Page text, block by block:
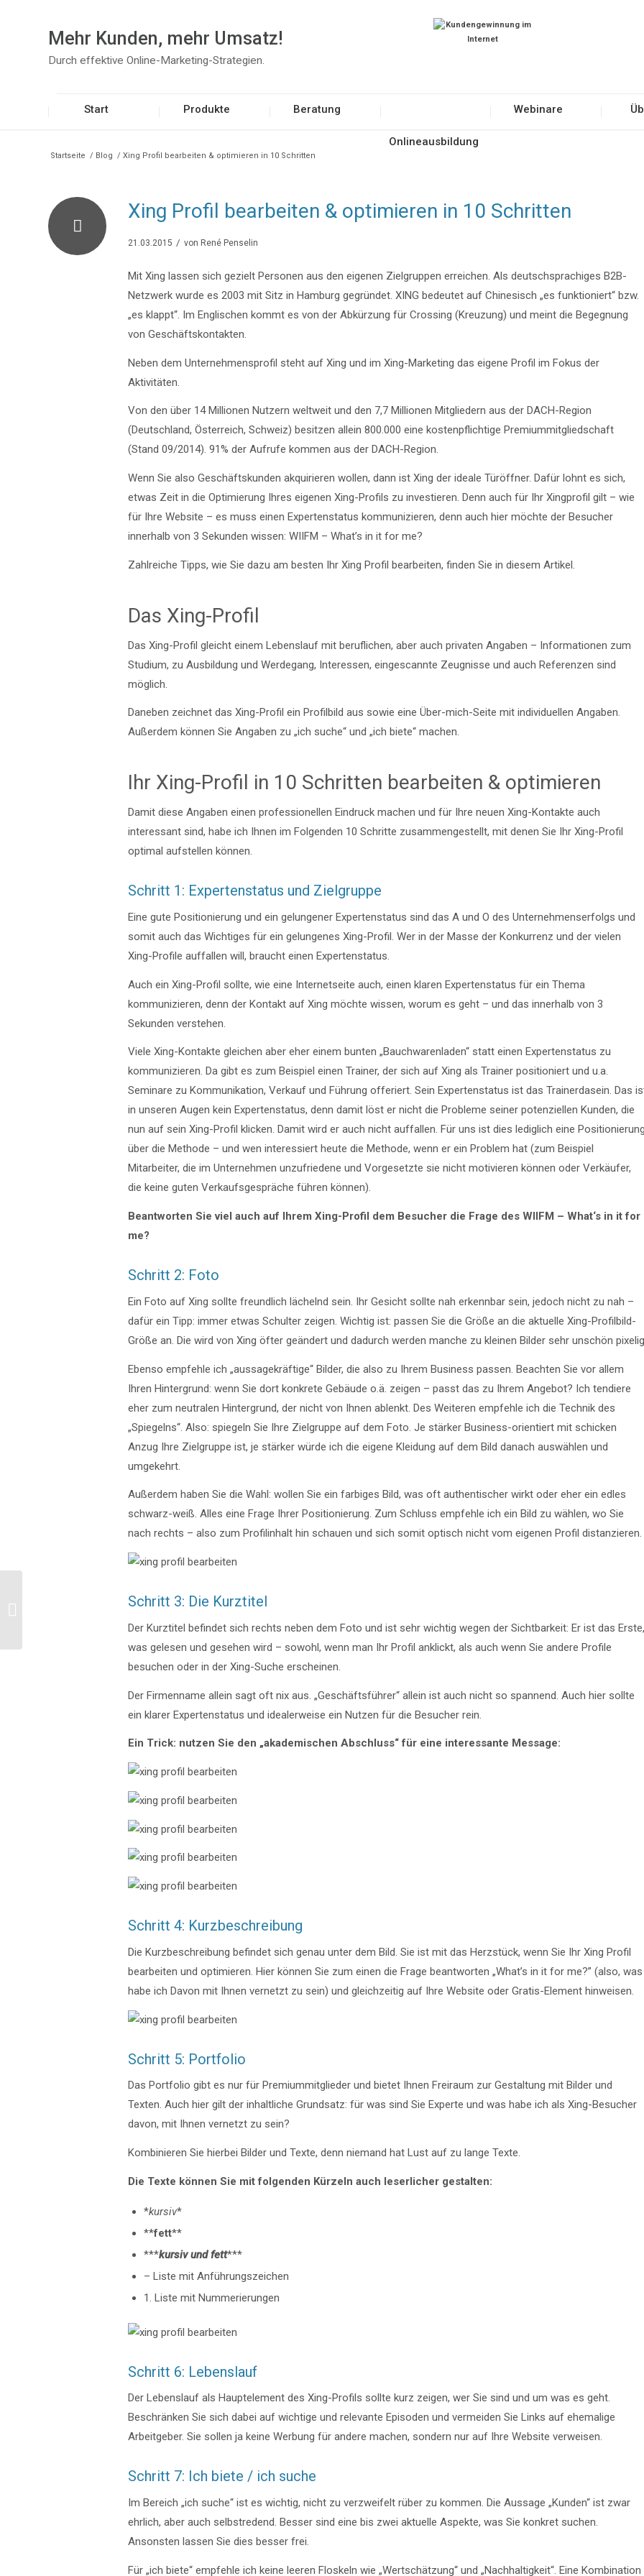
Mehr Kunden, mehr Umsatz!
Durch effektive Online-Marketing-Strategien.
Start Produkte Beratung
Onlineausbildung
Webinare
Startseite / Blog / Xing Profil bearbeiten & optimieren in 10 Schritten
Xing Profil bearbeiten & optimieren in 10 Schritten
21.03.2015 / von René Penselin
Mit Xing lassen sich gezielt Personen aus den eigenen Zielgruppen erreichen. Als deutschsprachiges B2B-
Netzwerk wurde es 2003 mit Sitz in Hamburg gegründet. XING bedeutet auf Chinesisch „es funktioniert“ bzw.
„es klappt“. Im Englischen kommt es von der Abkürzung für Crossing (Kreuzung) und meint die Begegnung
von Geschäftskontakten.
Neben dem Unternehmensprofil steht auf Xing und im Xing-Marketing das eigene Profil im Fokus der
Aktivitäten.
Von den über 14 Millionen Nutzern weltweit und den 7,7 Millionen Mitgliedern aus der DACH-Region
(Deutschland, Österreich, Schweiz) besitzen allein 800.000 eine kostenpflichtige Premiummitgliedschaft
(Stand 09/2014). 91% der Aufrufe kommen aus der DACH-Region.
Wenn Sie also Geschäftskunden akquirieren wollen, dann ist Xing der ideale Türöffner. Dafür lohnt es sich,
etwas Zeit in die Optimierung Ihres eigenen Xing-Profils zu investieren. Denn auch für Ihr Xingprofil gilt – wie
für Ihre Website – es muss einen Expertenstatus kommunizieren, denn auch hier möchte der Besucher
innerhalb von 3 Sekunden wissen: WIIFM – What’s in it for me?
Zahlreiche Tipps, wie Sie dazu am besten Ihr Xing Profil bearbeiten, finden Sie in diesem Artikel.
Das Xing-Profil
Das Xing-Profil gleicht einem Lebenslauf mit beruflichen, aber auch privaten Angaben – Informationen zum
Studium, zu Ausbildung und Werdegang, Interessen, eingescannte Zeugnisse und auch Referenzen sind
möglich.
Daneben zeichnet das Xing-Profil ein Profilbild aus sowie eine Über-mich-Seite mit individuellen Angaben.
Außerdem können Sie Angaben zu „ich suche“ und „ich biete“ machen.
Ihr Xing-Profil in 10 Schritten bearbeiten & optimieren
Damit diese Angaben einen professionellen Eindruck machen und für Ihre neuen Xing-Kontakte auch
interessant sind, habe ich Ihnen im Folgenden 10 Schritte zusammengestellt, mit denen Sie Ihr Xing-Profil
optimal aufstellen können.
Schritt 1: Expertenstatus und Zielgruppe
Eine gute Positionierung und ein gelungener Expertenstatus sind das A und O des Unternehmenserfolgs und
somit auch das Wichtiges für ein gelungenes Xing-Profil. Wer in der Masse der Konkurrenz und der vielen
Xing-Profile auffallen will, braucht einen Expertenstatus.
Auch ein Xing-Profil sollte, wie eine Internetseite auch, einen klaren Expertenstatus für ein Thema
kommunizieren, denn der Kontakt auf Xing möchte wissen, worum es geht – und das innerhalb von 3
Sekunden verstehen.
Viele Xing-Kontakte gleichen aber eher einem bunten „Bauchwarenladen“ statt einen Expertenstatus zu
kommunizieren. Da gibt es zum Beispiel einen Trainer, der sich auf Xing als Trainer positioniert und u.a.
Seminare zu Kommunikation, Verkauf und Führung offeriert. Sein Expertenstatus ist das Trainerdasein. Das
in unseren Augen kein Expertenstatus, denn damit löst er nicht die Probleme seiner potenziellen Kunden, die
nun auf sein Xing-Profil klicken. Damit wird er auch nicht auffallen. Für uns ist dies lediglich eine
über die Methode – und wen interessiert heute die Methode, wenn er ein Problem hat (zum Beispiel
Mitarbeiter, die im Unternehmen unzufriedene und Vorgesetzte sie nicht motivieren können oder Verkäufer,
die keine guten Verkaufsgespräche führen können).
Beantworten Sie viel auch auf Ihrem Xing-Profil dem Besucher die Frage des WIIFM – What‘s in it for
me?
Schritt 2: Foto
Ein Foto auf Xing sollte freundlich lächelnd sein. Ihr Gesicht sollte nah erkennbar sein, jedoch nicht zu nah –
dafür ein Tipp: immer etwas Schulter zeigen. Wichtig ist: passen Sie die Größe an die aktuelle Xing-Profilbild-
Größe an. Die wird von Xing öfter geändert und dadurch werden manche zu kleinen Bilder sehr unschön
Ebenso empfehle ich „aussagekräftige“ Bilder, die also zu Ihrem Business passen. Beachten Sie vor allem
Ihren Hintergrund: wenn Sie dort konkrete Gebäude o.ä. zeigen – passt das zu Ihrem Angebot? Ich tendiere
eher zum neutralen Hintergrund, der nicht von Ihnen ablenkt. Des Weiteren empfehle ich die Technik des
„Spiegelns“. Also: spiegeln Sie Ihre Zielgruppe auf dem Foto. Je stärker Business-orientiert mit schicken
Anzug Ihre Zielgruppe ist, je stärker würde ich die eigene Kleidung auf dem Bild danach auswählen und
umgekehrt.
Außerdem haben Sie die Wahl: wollen Sie ein farbiges Bild, was oft authentischer wirkt oder eher ein edles
schwarz-weiß. Alles eine Frage Ihrer Positionierung. Zum Schluss empfehle ich ein Bild zu wählen, wo Sie
nach rechts – also zum Profilinhalt hin schauen und sich somit optisch nicht vom eigenen Profil distanzieren.
Schritt 3: Die Kurztitel
Der Kurztitel befindet sich rechts neben dem Foto und ist sehr wichtig wegen der Sichtbarkeit: Er ist das Erste,
was gelesen und gesehen wird – sowohl, wenn man Ihr Profil anklickt, als auch wenn Sie andere Profile
besuchen oder in der Xing-Suche erscheinen.
Der Firmenname allein sagt oft nix aus. „Geschäftsführer“ allein ist auch nicht so spannend. Auch hier sollte
ein klarer Expertenstatus und idealerweise ein Nutzen für die Besucher rein.
Ein Trick: nutzen Sie den „akademischen Abschluss“ für eine interessante Message:
Schritt 4: Kurzbeschreibung
Die Kurzbeschreibung befindet sich genau unter dem Bild. Sie ist mit das Herzstück, wenn Sie Ihr Xing Profil
bearbeiten und optimieren. Hier können Sie zum einen die Frage beantworten „What’s in it for me?” (also, was
habe ich Davon mit Ihnen vernetzt zu sein) und gleichzeitig auf Ihre Website oder Gratis-Element hinweisen.
Schritt 5: Portfolio
Das Portfolio gibt es nur für Premiummitglieder und bietet Ihnen Freiraum zur Gestaltung mit Bilder und
Texten. Auch hier gilt der inhaltliche Grundsatz: für was sind Sie Experte und was habe ich als Xing-Besucher
davon, mit Ihnen vernetzt zu sein?
Kombinieren Sie hierbei Bilder und Texte, denn niemand hat Lust auf zu lange Texte.
Die Texte können Sie mit folgenden Kürzeln auch leserlicher gestalten:
*kursiv*
**fett**
***kursiv und fett***
– Liste mit Anführungszeichen
1. Liste mit Nummerierungen
Schritt 6: Lebenslauf
Der Lebenslauf als Hauptelement des Xing-Profils sollte kurz zeigen, wer Sie sind und um was es geht.
Beschränken Sie sich dabei auf wichtige und relevante Episoden und vermeiden Sie Links auf ehemalige
Arbeitgeber. Sie sollen ja keine Werbung für andere machen, sondern nur auf Ihre Website verweisen.
Schritt 7: Ich biete / ich suche
Im Bereich „ich suche“ ist es wichtig, nicht zu verzweifelt rüber zu kommen. Die Aussage „Kunden“ ist zwar
ehrlich, aber auch selbstredend. Besser sind eine bis zwei aktuelle Aspekte, was Sie konkret suchen.
Ansonsten lassen Sie dies besser frei.
Für „ich biete“ empfehle ich keine leeren Floskeln wie „Wertschätzung“ und „Nachhaltigkeit“. Eine Kombination